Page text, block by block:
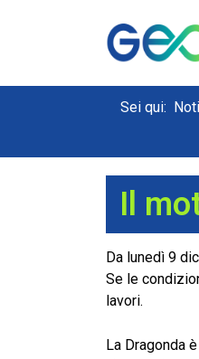
Sei qui:
Il
Da lunedì 9
Se le
lavori.
La Dragonda